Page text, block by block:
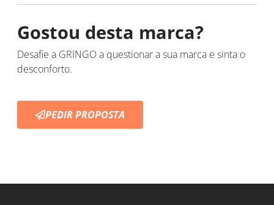
Gostou desta marca?
Desafie a GRINGO a questionar a sua marca e sinta o
desconforto.
PEDIR PROPOSTA